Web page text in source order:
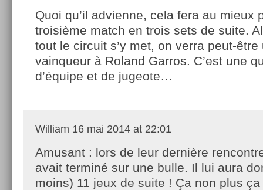
Quoi qu’il advienne, cela fera au mieux
troisième match en trois sets de suite.
tout le circuit s’y met, on verra peut-
vainqueur à Roland Garros. C’est une
d’équipe et de jugeote…
William 16 mai 2014 at 22:01
Amusant : lors de leur dernière
avait terminé sur une bulle. Il lui aura
moins) 11 jeux de suite ! Ça non plus